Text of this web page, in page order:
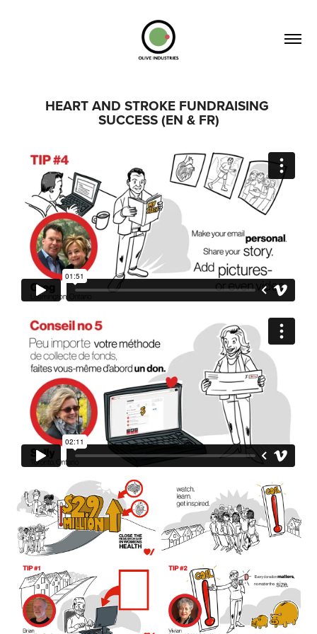
HEART AND STROKE FUNDRAISING
SUCCESS (EN & FR)